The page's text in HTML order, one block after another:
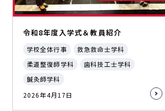
令和8年度入学式＆教員紹介
学校全体行事
救急救命士学科
柔道整復師学科
歯科技工士学科
鍼灸師学科
2026年4月17日